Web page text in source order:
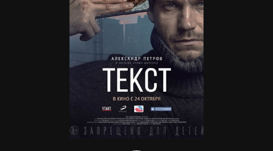
Культура
Мероприятия
Подарки